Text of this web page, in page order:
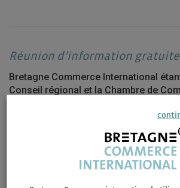
Réunion d’information
Bretagne Commerce International
Conseil régional et la Chambre de
d’information et webinaires sont
entreprises domiciliées en Bretagne
établissement secondaire).